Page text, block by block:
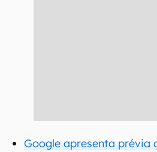
Google apresenta prévia